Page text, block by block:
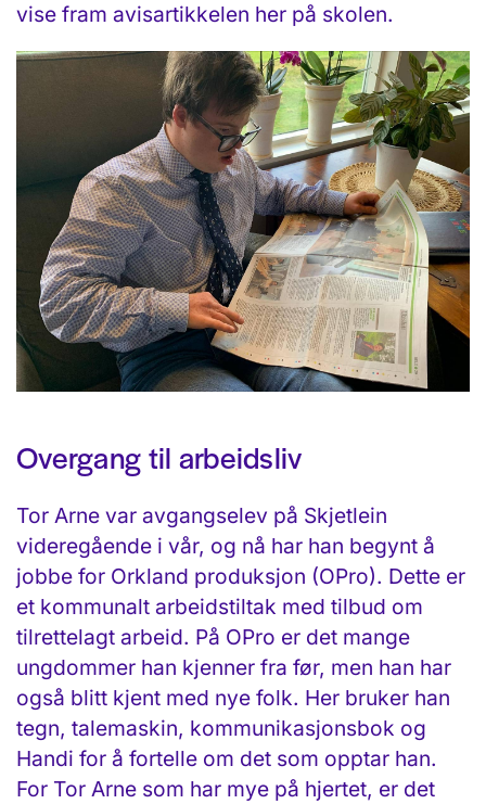
vise fram avisartikkelen her på skolen.
Overgang til arbeidsliv
Tor Arne var avgangselev på Skjetlein
videregående i vår, og nå har han begynt å
jobbe for Orkland produksjon (OPro). Dette er
et kommunalt arbeidstiltak med tilbud om
tilrettelagt arbeid. På OPro er det mange
ungdommer han kjenner fra før, men han har
også blitt kjent med nye folk. Her bruker han
tegn, talemaskin, kommunikasjonsbok og
Handi for å fortelle om det som opptar han.
For Tor Arne som har mye på hjertet, er det